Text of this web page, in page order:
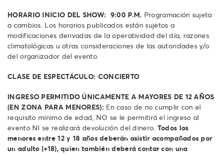
HORARIO INICIO DEL SHOW: 9:00 P.M. Programación sujeta
a cambios. Los horarios publicados están sujetos a
modificaciones derivadas de la operatividad del día, razones
climatológicas u otras consideraciones de las autoridades y/o
del organizador del evento.
CLASE DE ESPECTÁCULO: CONCIERTO
INGRESO PERMITIDO ÚNICAMENTE A MAYORES DE 12 AÑOS
(EN ZONA PARA MENORES): En caso de no cumplir con el
requisito mínimo de edad, NO se le permitirá el ingreso al
evento NI se realizará devolución del dinero. Todos los
menores entre 12 y 18 años deberán asistir acompañados por
un adulto (+18), quien también deberá contar con una